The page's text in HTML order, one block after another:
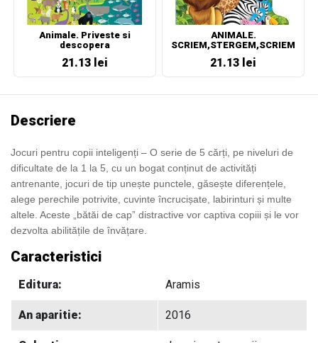
Animale. Priveste si
descopera
21.13 lei
ANIMALE.
SCRIEM,STERGEM,SCRIEM
21.13 lei
Descriere
Jocuri pentru copii inteligenți – O serie de 5 cărți, pe niveluri de
dificultate de la 1 la 5, cu un bogat conținut de activități
antrenante, jocuri de tip unește punctele, găsește diferențele,
alege perechile potrivite, cuvinte încrucișate, labirinturi și multe
altele. Aceste „bătăi de cap” distractive vor captiva copiii și le vor
dezvolta abilitățile de învățare.
Caracteristici
Editura: Aramis
An aparitie: 2016